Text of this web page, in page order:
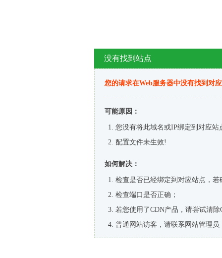
没有找到站点
您的请求在Web服务器中没有找到对
可能原因：
您没有将此域名或IP绑定到对应站
配置文件未生效!
如何解决：
检查是否已经绑定到对应站点，
检查端口是否正确；
若您使用了CDN产品，请尝试清除
普通网站访客，请联系网站管理员